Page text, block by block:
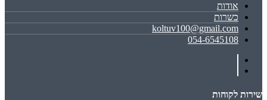
אודות
כשרות
koltuv100@gmail.com
054-6545108
שירות לקוחות